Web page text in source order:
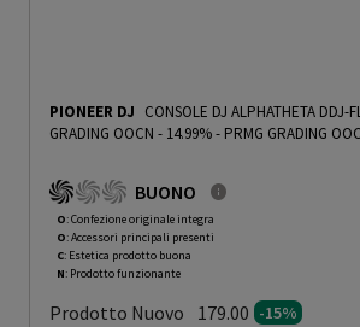
PIONEER DJ CONSOLE DJ ALPHATHETA DDJ-
GRADING OOCN - 14.99%- PRMG GRADING
BUONO
O: Confezione originale integra
O: Accessori principali presenti
C: Estetica prodotto buona
N: Prodotto funzionante
Prodotto Nuovo 179.00 -15%